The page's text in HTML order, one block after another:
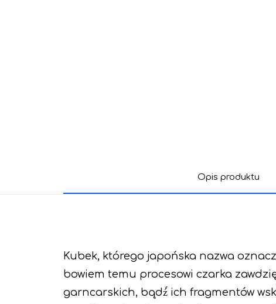
Opis produktu
Kubek, którego japońska nazwa
bowiem temu procesowi czarka
garncarskich, bądź́ ich fragmentów